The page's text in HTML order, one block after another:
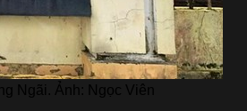
Ngãi. Ảnh: Ngọc Viên